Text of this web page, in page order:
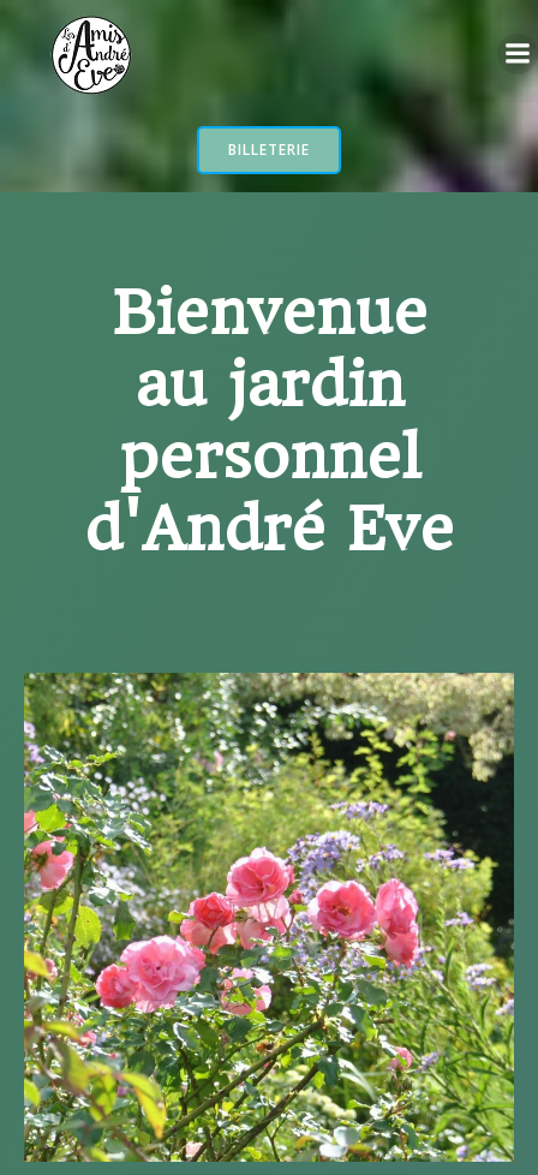
BILLETERIE
Bienvenue
au jardin
personnel
d'André Eve